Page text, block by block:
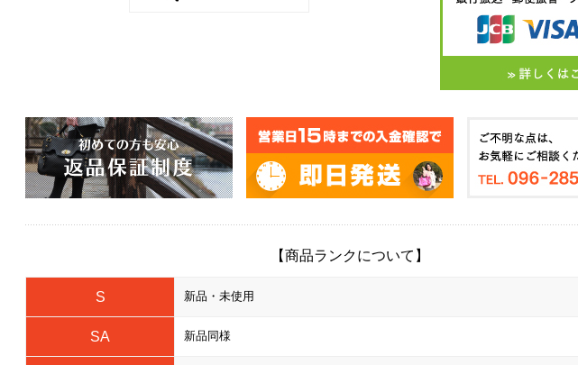
【商品ランクについて】
S 新品・未使用
SA 新品同様